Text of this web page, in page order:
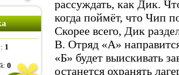
1
0
рассуждать, как Дик.
когда поймёт, что Чип
Скорее всего, Дик
В. Отряд «А»
«Б» будет выискивать
останется охранять